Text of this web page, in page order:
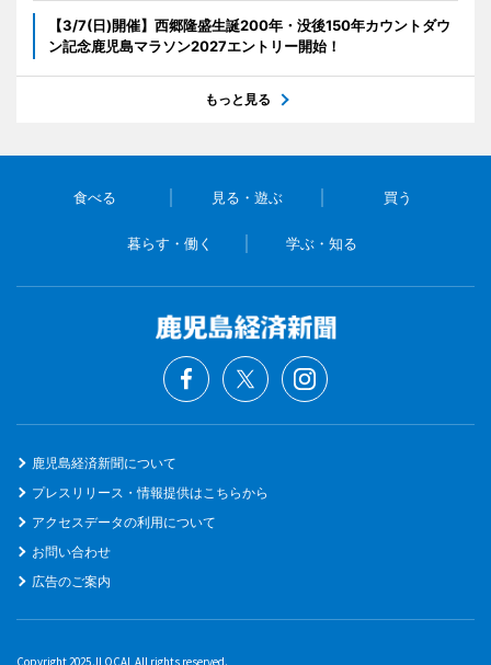
【3/7(日)開催】西郷隆盛生誕200年・没後150年カウントダウ
ン記念鹿児島マラソン2027エントリー開始！
もっと見る
食べる 見る・遊ぶ 買う
暮らす・働く 学ぶ・知る
鹿児島経済新聞について
プレスリリース・情報提供はこちらから
アクセスデータの利用について
お問い合わせ
広告のご案内
Copyright 2025 JLOCAL All rights reserved.